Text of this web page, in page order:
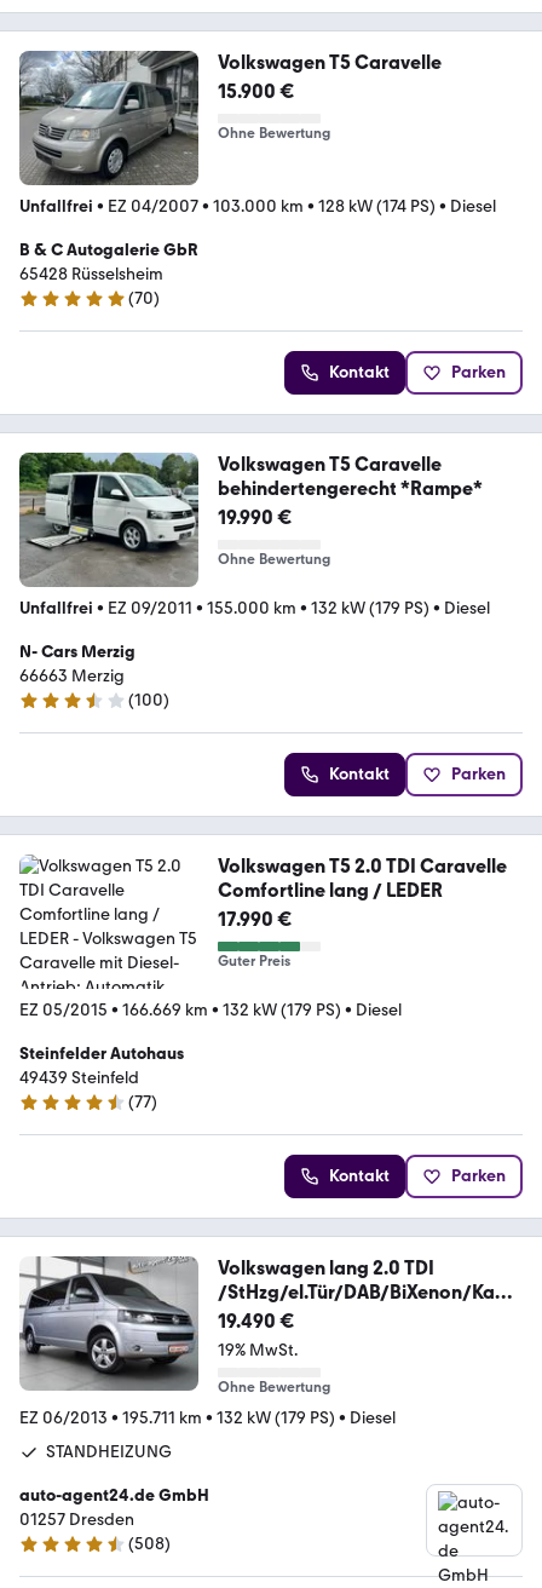
Volkswagen T5 Caravelle
15.900 €
Ohne Bewertung
Unfallfrei • EZ 04/2007• 103.000 km • 128 kW (174 PS) • Diesel
B & C Autogalerie GbR
65428 Rüsselsheim
5 Sterne
(70)
Kontakt Parken
Volkswagen T5 Caravelle
behindertengerecht *Rampe*
19.990 €
Ohne Bewertung
Unfallfrei • EZ 09/2011 • 155.000 km • 132 kW (179 PS) • Diesel
N- Cars Merzig
66663 Merzig
3.4 Sterne
(100)
Kontakt Parken
Volkswagen T5 2.0 TDI Caravelle
Comfortline lang / LEDER
17.990 €
Guter Preis
EZ 05/2015 • 166.669 km • 132 kW (179 PS) • Diesel
Steinfelder Autohaus
49439 Steinfeld
4.3 Sterne
(77)
Kontakt Parken
Volkswagen lang 2.0 TDI
/StHzg/el.Tür/DAB/BiXenon/Kame
ra
19.490 €
19% MwSt.
Ohne Bewertung
EZ 06/2013 • 195.711 km • 132 kW (179 PS) • Diesel
STANDHEIZUNG
auto-agent24.de GmbH
01257 Dresden
4.6 Sterne
(508)